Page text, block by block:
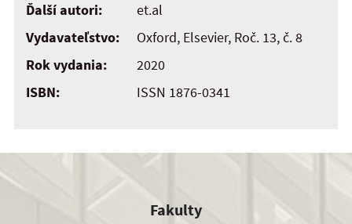
Ďalší autori:
et.al
Vydavateľstvo:
Oxford, Elsevier, Roč. 13, č. 8
Rok vydania:
2020
ISBN:
ISSN 1876-0341
Fakulty